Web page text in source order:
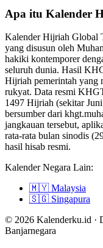
Apa itu Kalender
Kalender Hijriah Global
yang disusun oleh
hakiki kontemporer
seluruh dunia. Hasil
Hijriah pemerintah yang
rukyat. Data resmi
1497 Hijriah (sekitar
bersumber dari
jangkauan tersebut,
rata-rata bulan sinodis
hasil hisab resmi.
Kalender Negara Lain:
🇲🇾 Malaysia
🇸🇬 Singapura
© 2026 Kalenderku.id ·
Banjarnegara